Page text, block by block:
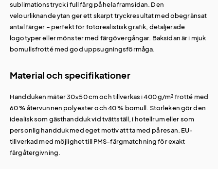
sublimationstryck i full färg på hela framsidan. Den
velourliknande ytan ger ett skarpt tryckresultat med obegränsat
antal färger – perfekt för fotorealistisk grafik, detaljerade
logotyper eller mönster med färgövergångar. Baksidan är i mjuk
bomullsfrotté med god uppsugningsförmåga.
Material och specifikationer
Handduken mäter 30×50 cm och tillverkas i 400 g/m² frotté med
60 % återvunnen polyester och 40 % bomull. Storleken gör den
idealisk som gästhandduk vid tvättställ, i hotellrum eller som
personlig handduk med eget motiv att ta med på resan. EU-
tillverkad med möjlighet till PMS-färgmatchning för exakt
färgåtergivning.